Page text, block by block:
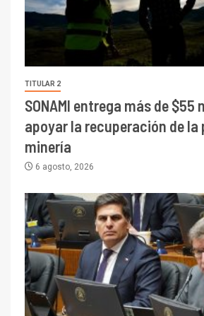
TITULAR 2
SONAMI entrega más de $55
apoyar la recuperación de la
minería
6 agosto, 2026